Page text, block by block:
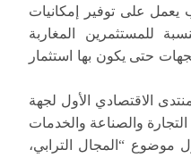
على توفير إمكانيات
للمستثمرين المغاربة
حتى يكون بها استثمار
الاقتصادي الأول لجهة
والصناعة والخدمات
حول موضوع “المجال الترابي،